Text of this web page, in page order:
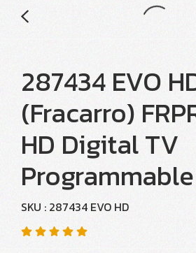
287434 EVO
(Fracarro)
HD Digital TV
SKU : 287434 EVO HD